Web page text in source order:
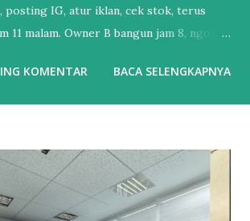
posting IG, atur iklan, cek stok, terus
11 malam. Owner B bangun jam 8, ngopi,
udah masuk email. Bedanya?
paling dikit. Perbedaan Automasi
Sendiri vs Dikerjain Sistem Balas Chat :
5 menit = customer kabur.
KOMENTAR BACA SELENGKAPNYA